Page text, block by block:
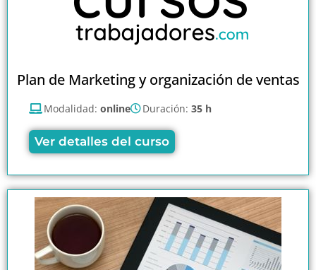
Plan de Marketing y organización de ventas
Modalidad: online Duración: 35 h
Ver detalles del curso